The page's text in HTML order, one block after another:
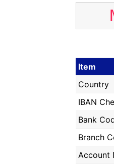
Item
Country
IBAN
Bank
Branch
Account